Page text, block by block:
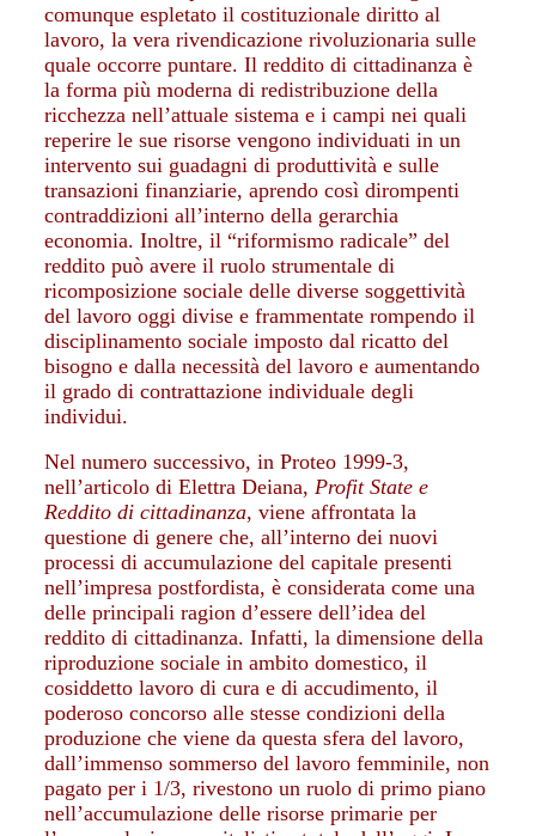
comunque espletato il costituzionale diritto al
lavoro, la vera rivendicazione rivoluzionaria sulle
quale occorre puntare. Il reddito di cittadinanza è
la forma più moderna di redistribuzione della
ricchezza nell’attuale sistema e i campi nei quali
reperire le sue risorse vengono individuati in un
intervento sui guadagni di produttività e sulle
transazioni finanziarie, aprendo così dirompenti
contraddizioni all’interno della gerarchia
economia. Inoltre, il “riformismo radicale” del
reddito può avere il ruolo strumentale di
ricomposizione sociale delle diverse soggettività
del lavoro oggi divise e frammentate rompendo il
disciplinamento sociale imposto dal ricatto del
bisogno e dalla necessità del lavoro e aumentando
il grado di contrattazione individuale degli
individui.
Nel numero successivo, in Proteo 1999-3,
nell’articolo di Elettra Deiana, Profit State e
Reddito di cittadinanza, viene affrontata la
questione di genere che, all’interno dei nuovi
processi di accumulazione del capitale presenti
nell’impresa postfordista, è considerata come una
delle principali ragion d’essere dell’idea del
reddito di cittadinanza. Infatti, la dimensione della
riproduzione sociale in ambito domestico, il
cosiddetto lavoro di cura e di accudimento, il
poderoso concorso alle stesse condizioni della
produzione che viene da questa sfera del lavoro,
dall’immenso sommerso del lavoro femminile, non
pagato per i 1/3, rivestono un ruolo di primo piano
nell’accumulazione delle risorse primarie per